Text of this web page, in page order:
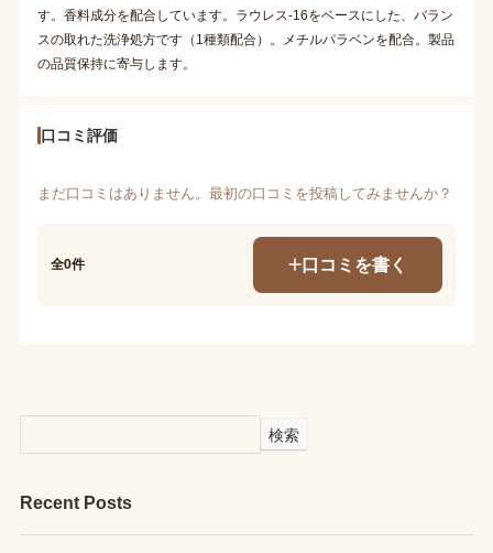
す。香料成分を配合しています。ラウレス-16をベースにした、バラン
スの取れた洗浄処方です（1種類配合）。メチルパラベンを配合。製品
の品質保持に寄与します。
口コミ評価
まだ口コミはありません。最初の口コミを投稿してみませんか？
全0件 口コミを書く
検索
Recent Posts